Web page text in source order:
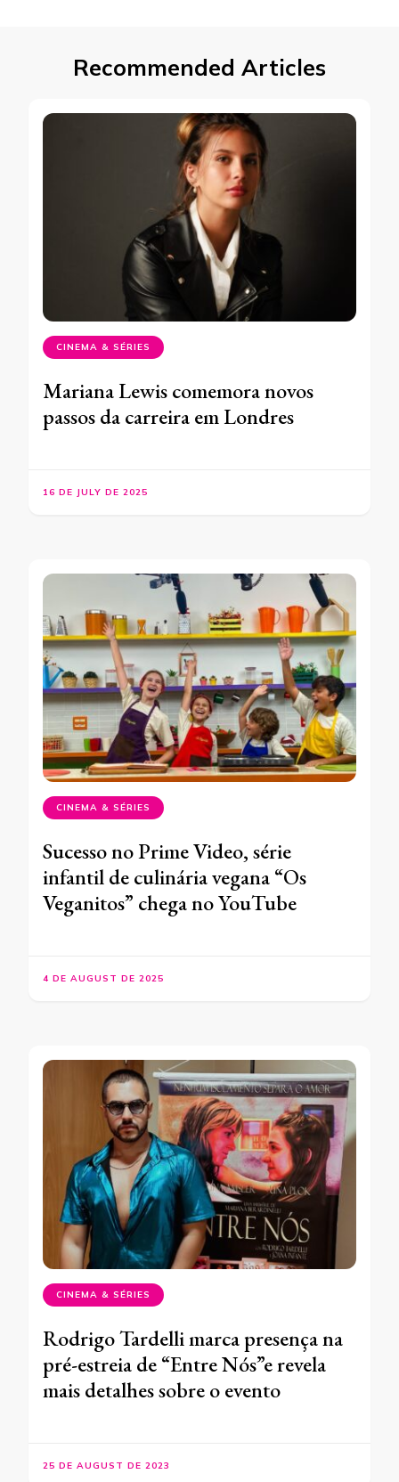
Recommended Articles
CINEMA & SÉRIES
Mariana Lewis comemora novos
passos da carreira em Londres
16 DE JULY DE 2025
CINEMA & SÉRIES
Sucesso no Prime Video, série
infantil de culinária vegana “Os
Veganitos” chega no YouTube
4 DE AUGUST DE 2025
CINEMA & SÉRIES
Rodrigo Tardelli marca presença na
pré-estreia de “Entre Nós”e revela
mais detalhes sobre o evento
25 DE AUGUST DE 2023